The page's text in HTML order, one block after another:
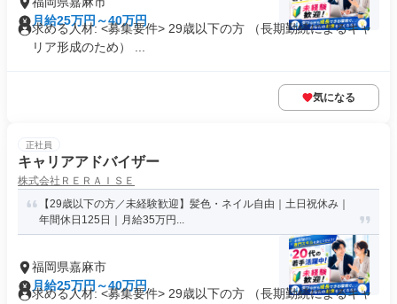
月給25万円～40万円
求める人材: <募集要件> 29歳以下の方 （長期勤続によるキャ
リア形成のため） ...
気になる
正社員
キャリアアドバイザー
株式会社ＲＥＲＡＩＳＥ
【29歳以下の方／未経験歓迎】髪色・ネイル自由｜土日祝休み｜
年間休日125日｜月給35万円...
福岡県嘉麻市
月給25万円～40万円
求める人材: <募集要件> 29歳以下の方 （長期勤続によるキャ